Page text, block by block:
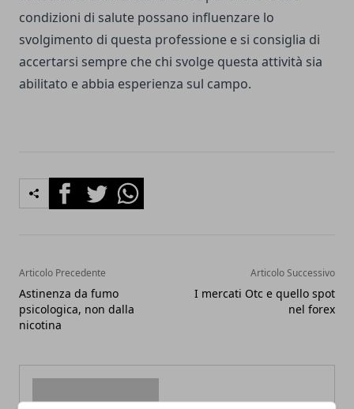
condizioni di salute possano influenzare lo
svolgimento di questa professione e si consiglia di
accertarsi sempre che chi svolge questa attività sia
abilitato e abbia esperienza sul campo.
FacebookTwitterWhatsapp
Articolo Precedente
Astinenza da fumo
psicologica, non dalla
nicotina
Articolo Successivo
I mercati Otc e quello spot
nel forex